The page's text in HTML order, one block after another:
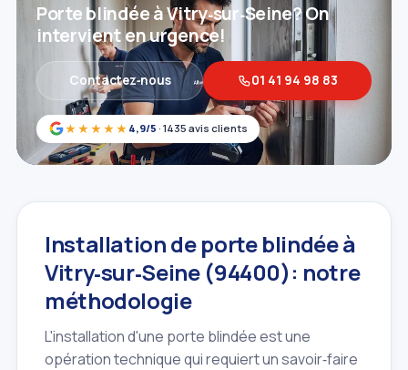
★★★★★ 4,9/5 · 1435 avis clients
Porte blindée à Vitry‑sur‑Seine? On
intervient en urgence!
Contactez‑nous 01 41 94 98 83
Installation de porte blindée à
Vitry‑sur‑Seine (94400): notre
méthodologie
L'installation d'une porte blindée est une
opération technique qui requiert un savoir‑faire